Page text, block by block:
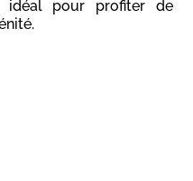
idéal pour profiter de